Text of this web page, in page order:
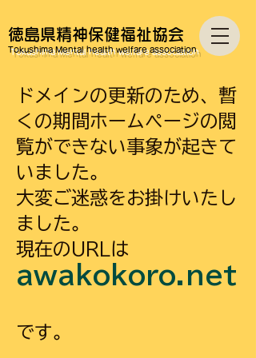
徳島県精神保健福祉協会
Tokushima Mental health welfare association
​ドメインの更新のため、暫
くの期間ホームページの閲
覧ができない事象が起きて
いました。
大変ご迷惑をお掛けいたし
ました。
現在のURLは
awakokoro.net
です。